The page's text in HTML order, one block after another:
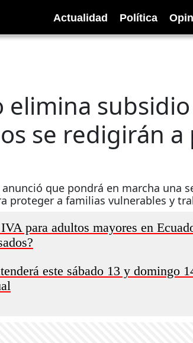
Actualidad Política
elimina
se redigirán a
que pondrá en marcha una
proteger a familias vulnerables y
para adultos mayores en
este sábado 13 y domingo